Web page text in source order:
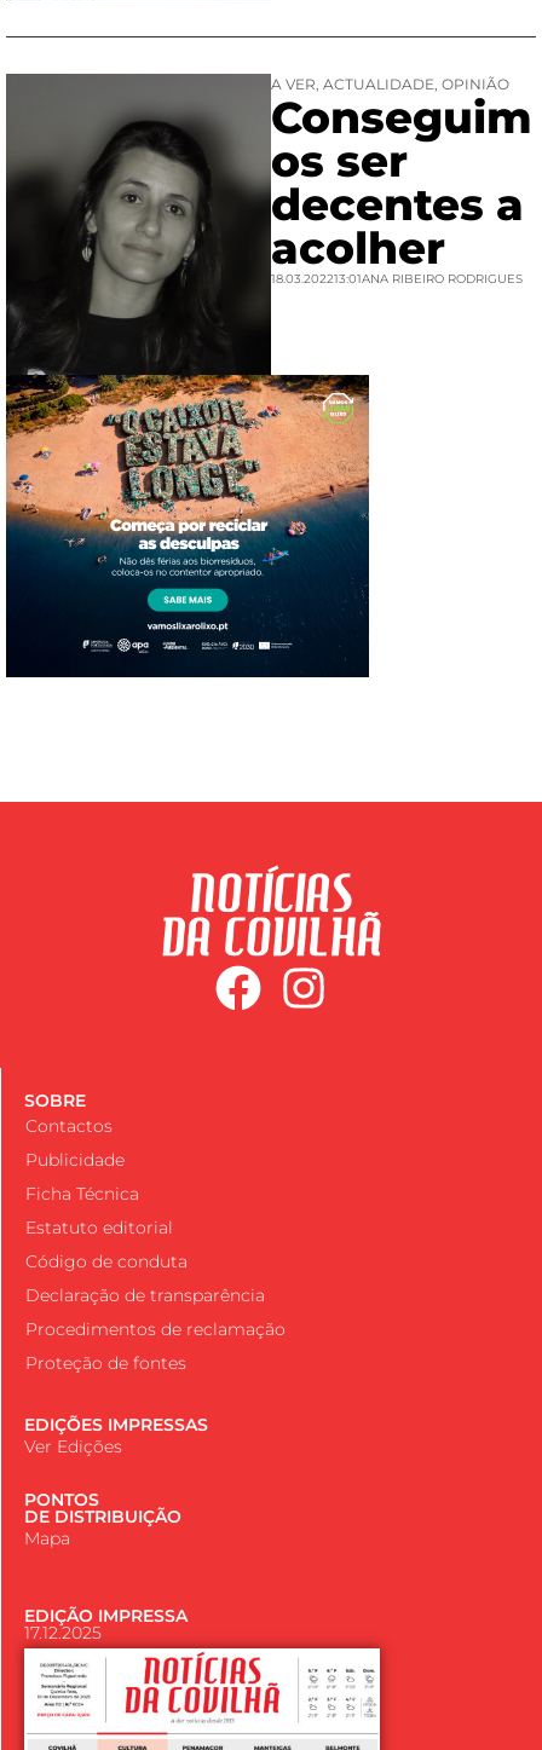
A VER, ACTUALIDADE, OPINIÃO
Conseguim
os ser
decentes a
acolher
18.03.202213:01ANA RIBEIRO RODRIGUES
SOBRE
Contactos
Publicidade
Ficha Técnica
Estatuto editorial
Código de conduta
Declaração de transparência
Procedimentos de reclamação
Proteção de fontes
EDIÇÕES IMPRESSAS
Ver Edições
PONTOS
DE DISTRIBUIÇÃO
Mapa
EDIÇÃO IMPRESSA
17.12.2025